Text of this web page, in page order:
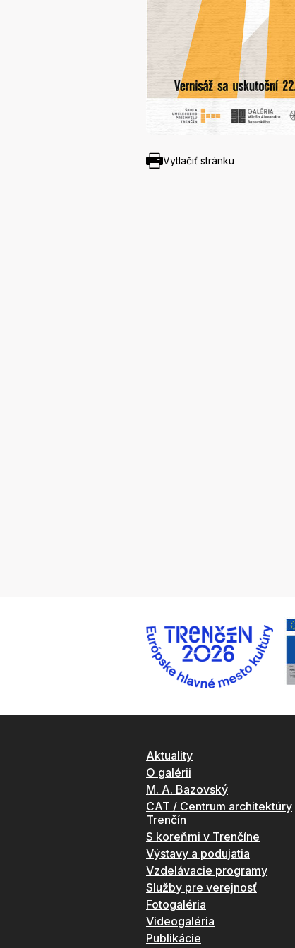
Vytlačiť stránku
Aktuality
O galérii
M. A. Bazovský
CAT / Centrum architektúry
Trenčín
S koreňmi v Trenčíne
Výstavy a podujatia
Vzdelávacie programy
Služby pre verejnosť
Fotogaléria
Videogaléria
Publikácie